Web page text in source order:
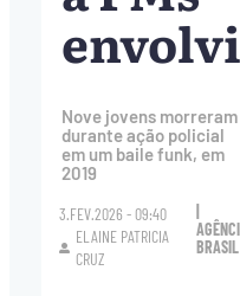
Nove jovens morreram
durante ação policial
em um baile funk, em
2019
3.FEV.2026 - 09:40
ELAINE PATRICIA
CRUZ
BRASIL